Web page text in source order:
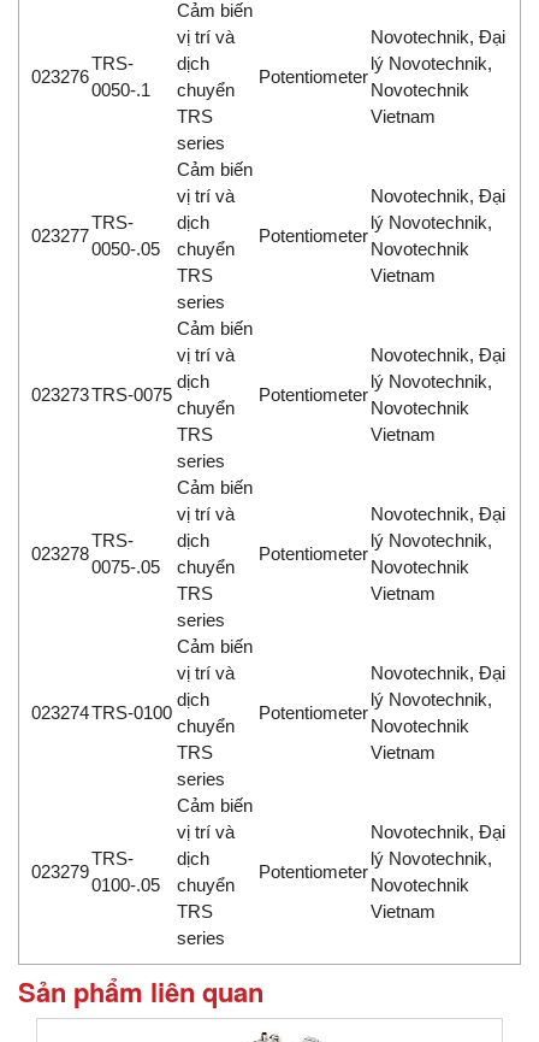
023276
TRS-
0050-.1
Cảm biến
vị trí và
dịch
chuyển
TRS
series
Potentiometer
Novotechnik, Đại
lý Novotechnik,
Novotechnik
Vietnam
023277
TRS-
0050-.05
Cảm biến
vị trí và
dịch
chuyển
TRS
series
Potentiometer
Novotechnik, Đại
lý Novotechnik,
Novotechnik
Vietnam
023273TRS-0075
Cảm biến
vị trí và
dịch
chuyển
TRS
series
Potentiometer
Novotechnik, Đại
lý Novotechnik,
Novotechnik
Vietnam
023278
TRS-
0075-.05
Cảm biến
vị trí và
dịch
chuyển
TRS
series
Potentiometer
Novotechnik, Đại
lý Novotechnik,
Novotechnik
Vietnam
023274TRS-0100
Cảm biến
vị trí và
dịch
chuyển
TRS
series
Potentiometer
Novotechnik, Đại
lý Novotechnik,
Novotechnik
Vietnam
023279
TRS-
0100-.05
Cảm biến
vị trí và
dịch
chuyển
TRS
series
Potentiometer
Novotechnik, Đại
lý Novotechnik,
Novotechnik
Vietnam
Sản phẩm liên quan